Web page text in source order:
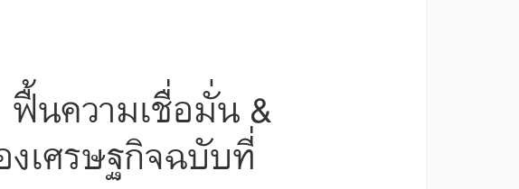
ฟื้นความเชื่อมั่น &
งเศรษฐกิจฉบับที่